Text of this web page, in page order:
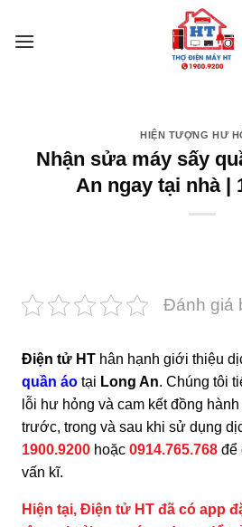
HIỆN TƯỢNG HƯ
Nhận sửa máy sấy
An ngay tại nhà |
Đánh giá
Điện tử HT hân hạnh giới thiệu
quần áo tại Long An. Chúng tôi
lỗi hư hỏng và cam kết đồng
trước, trong và sau khi sử dụng
1900.9200 hoặc 0914.765.768 để
vấn kĩ.
Hiện tại, Điện tử HT đã có app